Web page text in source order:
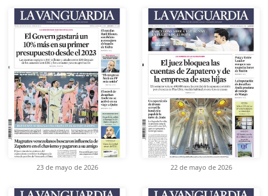
23 de mayo de 2026 22 de mayo de 2026